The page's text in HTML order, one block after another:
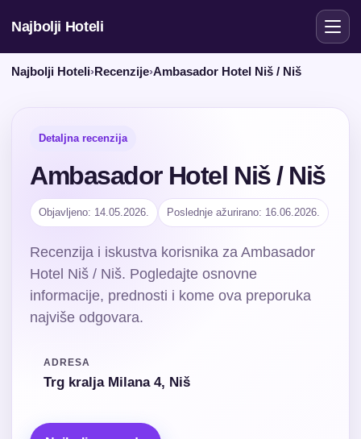
Najbolji Hoteli
Najbolji Hoteli›Recenzije›Ambasador Hotel Niš / Niš
Detaljna recenzija
Ambasador Hotel Niš / Niš
Objavljeno: 14.05.2026. Poslednje ažurirano: 16.06.2026.
Recenzija i iskustva korisnika za Ambasador
Hotel Niš / Niš. Pogledajte osnovne
informacije, prednosti i kome ova preporuka
najviše odgovara.
ADRESA
Trg kralja Milana 4, Niš